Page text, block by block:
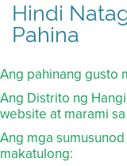
Hindi
Pahina
Ang pahinang gusto
Ang Distrito ng
website at marami
Ang mga
makatulong: